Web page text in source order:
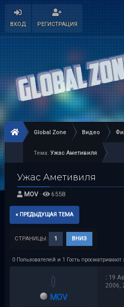
ВХОД РЕГИСТРАЦИЯ
Global Zone Видео
Тема:Ужас Аметивиля
Ужас Аметивиля
MOV· 6558
« ПРЕДЫДУЩАЯ ТЕМА
СТРАНИЦЫ: 1 ВНИЗ
0 Пользователей и 1 Гость просматривают
MOV
:19
2006,